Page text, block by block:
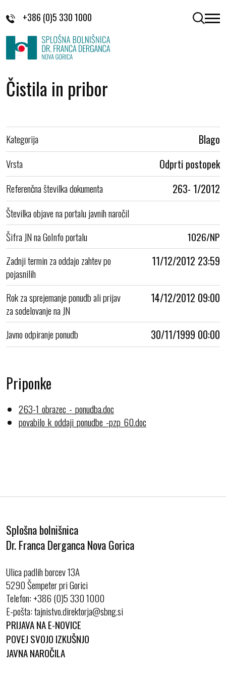
+386 (0)5 330 1000 odpri
Čistila in pribor
Kategorija Blago
Vrsta Odprti postopek
Referenčna številka dokumenta 263- 1/2012
Številka objave na portalu javnih naročil
Šifra JN na GoInfo portalu
1026/NP
Zadnji termin za oddajo zahtev po
pojasnilih
11/12/2012 23:59
Rok za sprejemanje ponudb ali prijav
za sodelovanje na JN
14/12/2012 09:00
Javno odpiranje ponudb 30/11/1999 00:00
Priponke
263-1_obrazec_-_ponudba.doc
povabilo_k_oddaji_ponudbe_-pzp_60.doc
Splošna bolnišnica
Dr. Franca Derganca Nova Gorica
Ulica padlih borcev 13A
5290 Šempeter pri Gorici
Telefon:+386 (0)5 330 1000
E-pošta:
PRIJAVA NA E-NOVICE
POVEJ SVOJO IZKUŠNJO
JAVNA NAROČILA